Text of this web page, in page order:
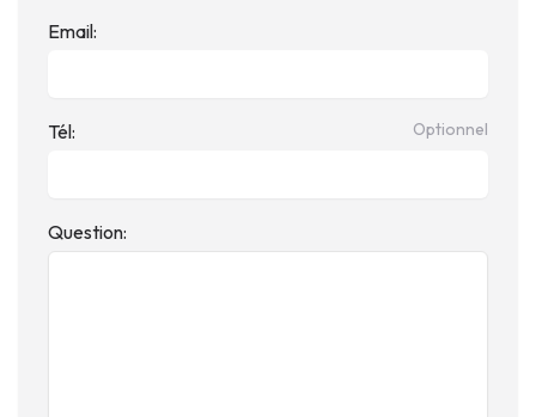
Email:
Tél: Optionnel
Question: